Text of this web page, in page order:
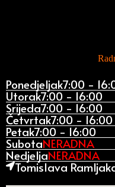
Ponedjeljak7:00 -
Utorak7:00 - 16:00
Srijeda7:00 - 16:00
Četvrtak7:00 - 16:00
Petak7:00 - 16:00
SubotaNERADNA
NedjeljaNERADNA
Tomislava